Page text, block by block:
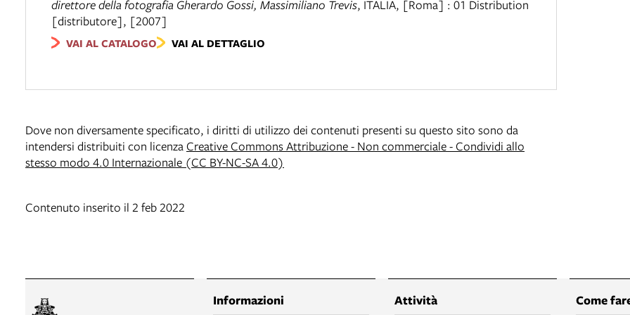
direttore della fotografia Gherardo Gossi, Massimiliano Trevis, ITALIA, [Roma] : 01 Distribution
[distributore], [2007]
VAI AL CATALOGO VAI AL DETTAGLIO
Dove non diversamente specificato, i diritti di utilizzo dei contenuti presenti su questo sito sono da
intendersi distribuiti con licenzaCreative Commons Attribuzione - Non commerciale - Condividi allo
stesso modo 4.0 Internazionale (CC BY-NC-SA 4.0)
Contenuto inserito il 2 feb 2022
Informazioni Attività Come